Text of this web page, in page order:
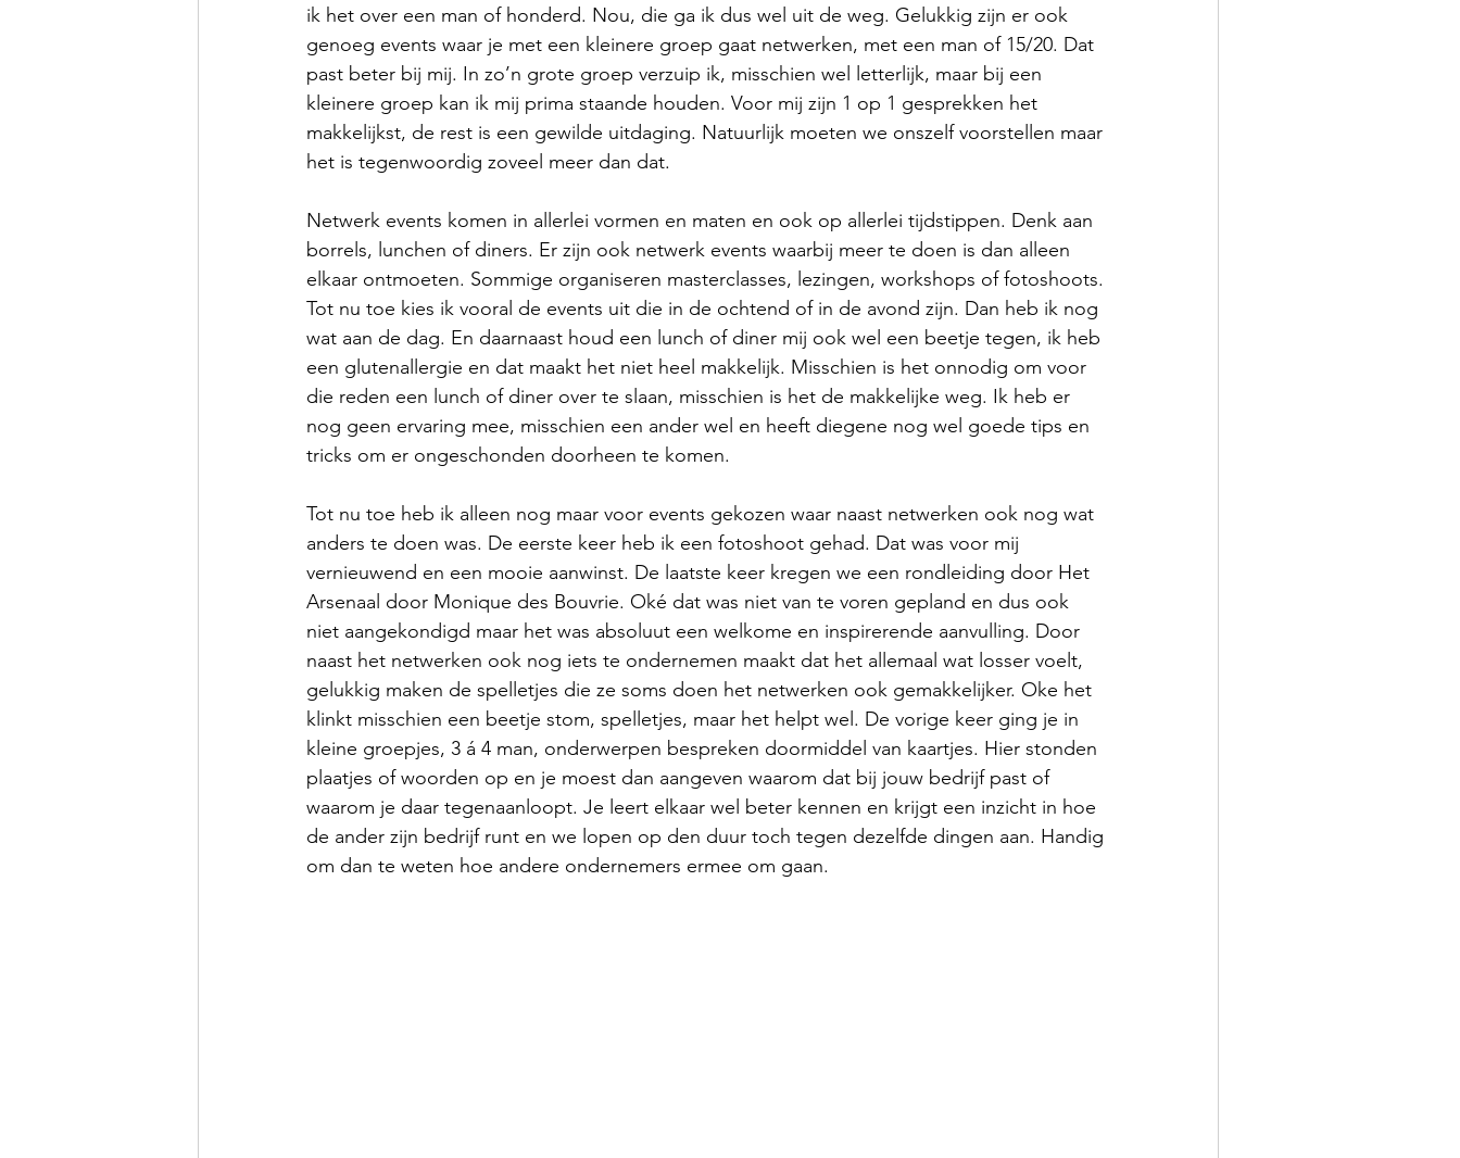
ik het over een man of honderd. Nou, die ga ik dus wel uit de weg. Gelukkig zijn er ook
genoeg events waar je met een kleinere groep gaat netwerken, met een man of 15/20. Dat
past beter bij mij. In zo’n grote groep verzuip ik, misschien wel letterlijk, maar bij een
kleinere groep kan ik mij prima staande houden. Voor mij zijn 1 op 1 gesprekken het
makkelijkst, de rest is een gewilde uitdaging. Natuurlijk moeten we onszelf voorstellen maar
het is tegenwoordig zoveel meer dan dat.
Netwerk events komen in allerlei vormen en maten en ook op allerlei tijdstippen. Denk aan
borrels, lunchen of diners. Er zijn ook netwerk events waarbij meer te doen is dan alleen
elkaar ontmoeten. Sommige organiseren masterclasses, lezingen, workshops of fotoshoots.
Tot nu toe kies ik vooral de events uit die in de ochtend of in de avond zijn. Dan heb ik nog
wat aan de dag. En daarnaast houd een lunch of diner mij ook wel een beetje tegen, ik heb
een glutenallergie en dat maakt het niet heel makkelijk. Misschien is het onnodig om voor
die reden een lunch of diner over te slaan, misschien is het de makkelijke weg. Ik heb er
nog geen ervaring mee, misschien een ander wel en heeft diegene nog wel goede tips en
tricks om er ongeschonden doorheen te komen.
Tot nu toe heb ik alleen nog maar voor events gekozen waar naast netwerken ook nog wat
anders te doen was. De eerste keer heb ik een fotoshoot gehad. Dat was voor mij
vernieuwend en een mooie aanwinst. De laatste keer kregen we een rondleiding door Het
Arsenaal door Monique des Bouvrie. Oké dat was niet van te voren gepland en dus ook
niet aangekondigd maar het was absoluut een welkome en inspirerende aanvulling. Door
naast het netwerken ook nog iets te ondernemen maakt dat het allemaal wat losser voelt,
gelukkig maken de spelletjes die ze soms doen het netwerken ook gemakkelijker. Oke het
klinkt misschien een beetje stom, spelletjes, maar het helpt wel. De vorige keer ging je in
kleine groepjes, 3 á 4 man, onderwerpen bespreken doormiddel van kaartjes. Hier stonden
plaatjes of woorden op en je moest dan aangeven waarom dat bij jouw bedrijf past of
waarom je daar tegenaanloopt. Je leert elkaar wel beter kennen en krijgt een inzicht in hoe
de ander zijn bedrijf runt en we lopen op den duur toch tegen dezelfde dingen aan. Handig
om dan te weten hoe andere ondernemers ermee om gaan.